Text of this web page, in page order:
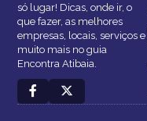
só lugar! Dicas, onde ir, o
que fazer, as melhores
empresas, locais, serviços e
muito mais no guia
Encontra Atibaia.